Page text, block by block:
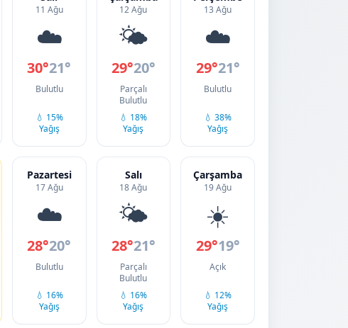
11 Ağu
☁️
30°21°
Bulutlu
💧 15%
Yağış
12 Ağu
🌤️
29°20°
Parçalı
Bulutlu
💧 18%
Yağış
13 Ağu
☁️
29°21°
Bulutlu
💧 38%
Yağış
Pazartesi
17 Ağu
☁️
28°20°
Bulutlu
💧 16%
Yağış
Salı
18 Ağu
🌤️
28°21°
Parçalı
Bulutlu
💧 16%
Yağış
Çarşamba
19 Ağu
☀️
29°19°
Açık
💧 12%
Yağış